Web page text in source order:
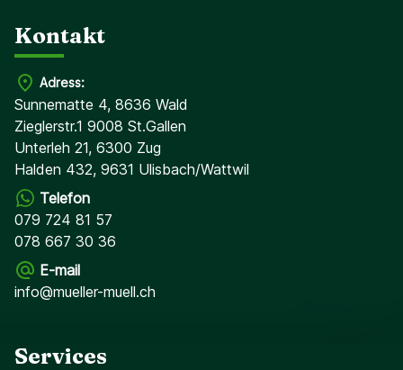
Kontakt
Adress:
Sunnematte 4, 8636 Wald
Zieglerstr.1 9008 St.Gallen
Unterleh 21, 6300 Zug
Halden 432, 9631 Ulisbach/Wattwil
Telefon
079 724 81 57
078 667 30 36
E-mail
info@mueller-muell.ch
Services